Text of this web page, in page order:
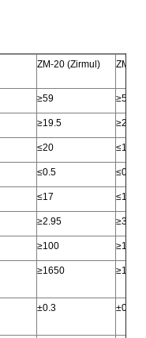
ZM-20 (Zirmul) ZM-25
≥59 ≥57
≥19.5 ≥25.5
≤20 ≤14.5
≤0.5 ≤0.5
≤17 ≤17
≥2.95 ≥3.15
≥100 ≥120
≥1650 ≥1650
±0.3 ±0.3